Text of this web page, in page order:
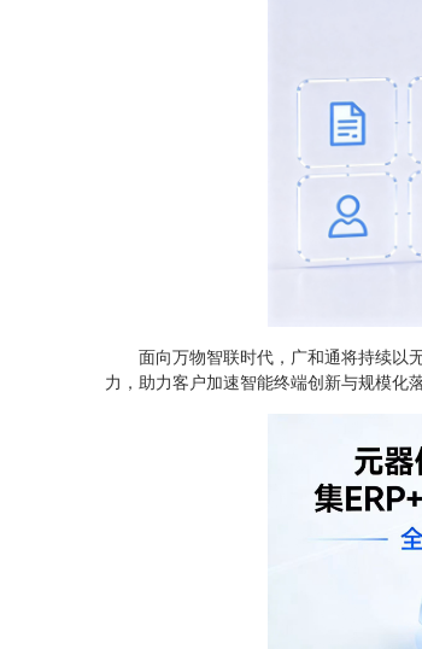
面向万物智联时代，广和通将持续以无
力，助力客户加速智能终端创新与规模化